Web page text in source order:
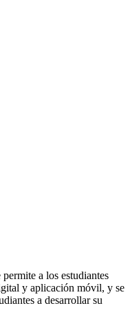
a los estudiantes
y aplicación móvil, y se
a desarrollar su